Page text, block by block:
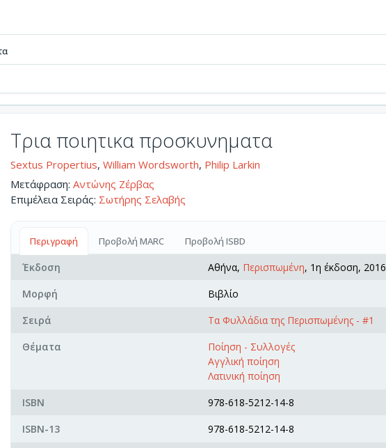
Τρια ποιητικα προσκυνηματα
Sextus Propertius, William Wordsworth, Philip Larkin
Μετάφραση: Αντώνης Ζέρβας
Επιμέλεια Σειράς: Σωτήρης Σελαβής
Περιγραφή Προβολή MARC Προβολή ISBD
Έκδοση Αθήνα, Περισπωμένη, 1η έκδοση, 2016
Μορφή
Βιβλίο
Σειρά
Τα Φυλλάδια της Περισπωμένης - #1
Θέματα
Ποίηση - Συλλογές
Αγγλική ποίηση
Λατινική ποίηση
ISBN
978-618-5212-14-8
ISBN-13
978-618-5212-14-8